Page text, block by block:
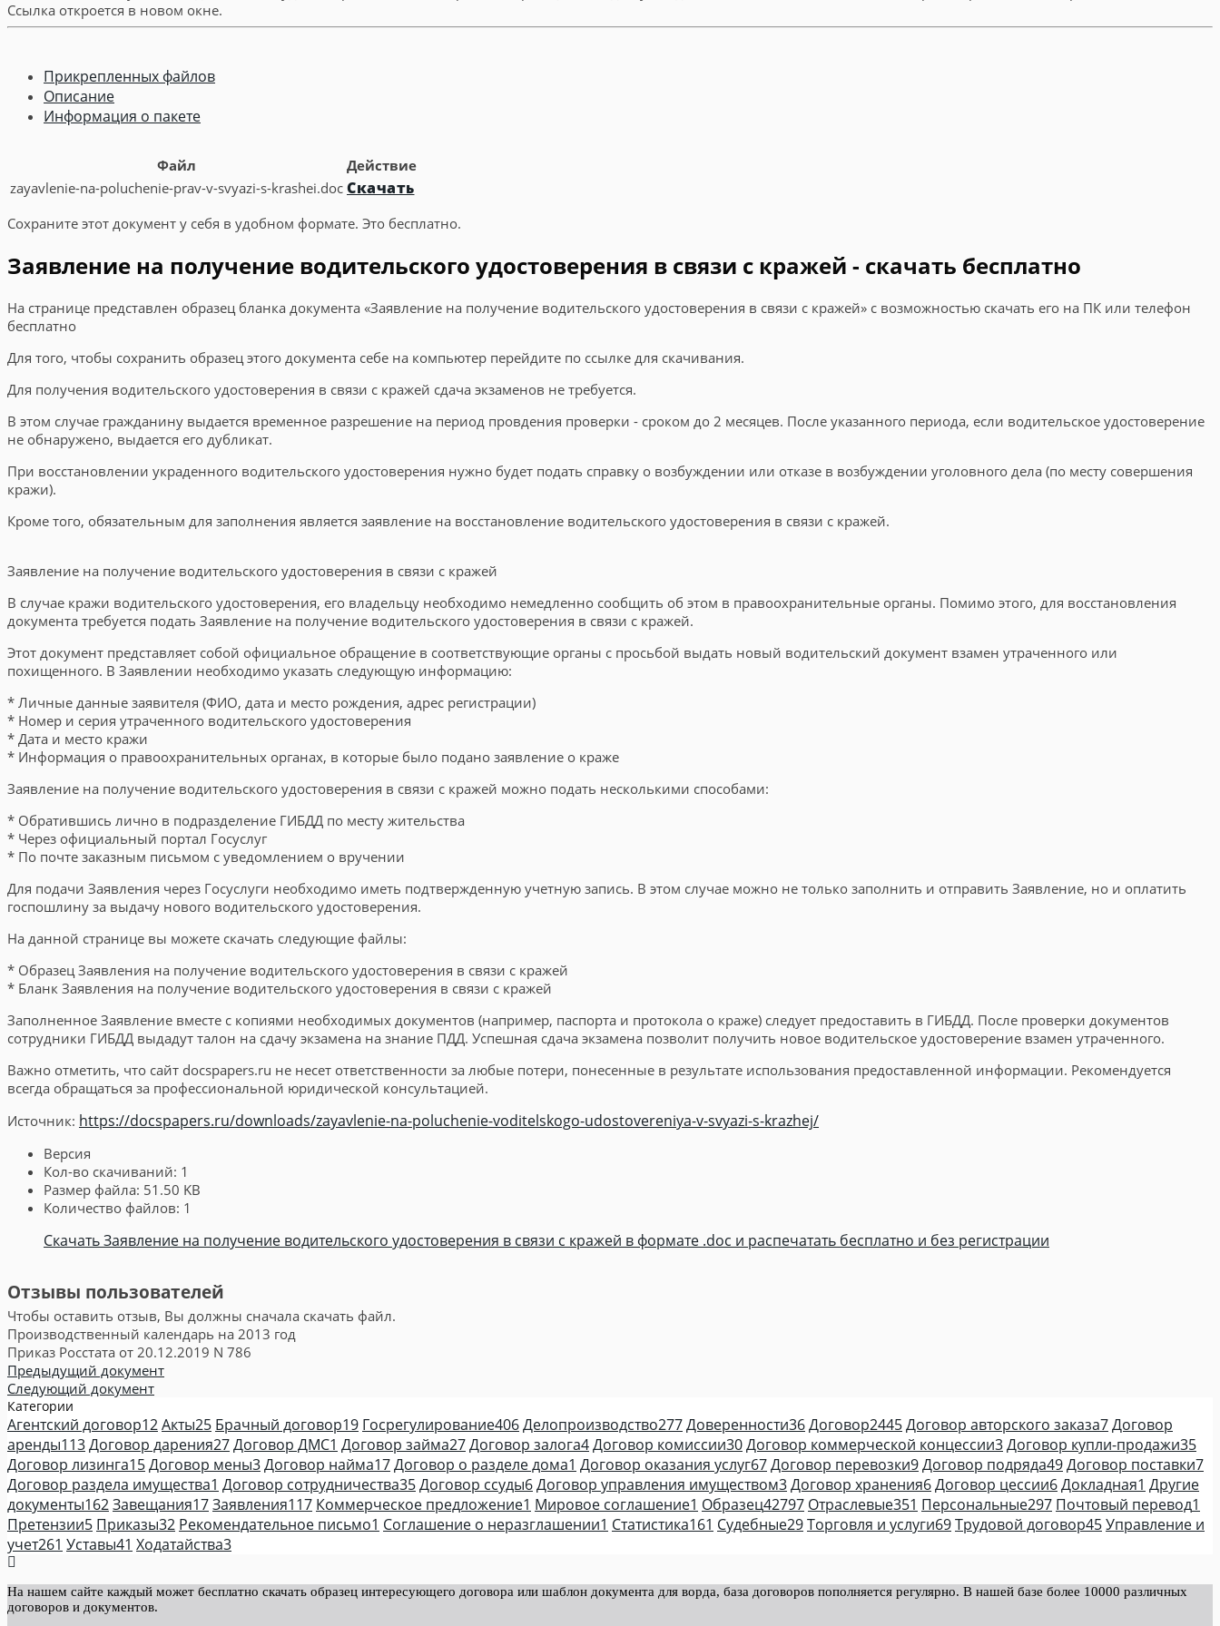
Ссылка откроется в новом окне.
Прикрепленных файлов
Описание
Информация о пакете
Файл
Действие
zayavlenie-na-poluchenie-prav-v-svyazi-s-krashei.doc Скачать
Сохраните этот документ у себя в удобном формате. Это бесплатно.
Заявление на получение водительского удостоверения в связи с кражей - скачать бесплатно
На странице представлен образец бланка документа «Заявление на получение водительского удостоверения в связи с кражей» с возможностью скачать его на ПК или телефон
бесплатно
Для того, чтобы сохранить образец этого документа себе на компьютер перейдите по ссылке для скачивания.
Для получения водительского удостоверения в связи с кражей сдача экзаменов не требуется.
В этом случае гражданину выдается временное разрешение на период провдения проверки - сроком до 2 месяцев. После указанного периода, если водительское удостоверение
не обнаружено, выдается его дубликат.
При восстановлении украденного водительского удостоверения нужно будет подать справку о возбуждении или отказе в возбуждении уголовного дела (по месту совершения
кражи).
Кроме того, обязательным для заполнения является заявление на восстановление водительского удостоверения в связи с кражей.
Заявление на получение водительского удостоверения в связи с кражей
В случае кражи водительского удостоверения, его владельцу необходимо немедленно сообщить об этом в правоохранительные органы. Помимо этого, для восстановления
документа требуется подать Заявление на получение водительского удостоверения в связи с кражей.
Этот документ представляет собой официальное обращение в соответствующие органы с просьбой выдать новый водительский документ взамен утраченного или
похищенного. В Заявлении необходимо указать следующую информацию:
* Личные данные заявителя (ФИО, дата и место рождения, адрес регистрации)
* Номер и серия утраченного водительского удостоверения
* Дата и место кражи
* Информация о правоохранительных органах, в которые было подано заявление о краже
Заявление на получение водительского удостоверения в связи с кражей можно подать несколькими способами:
* Обратившись лично в подразделение ГИБДД по месту жительства
* Через официальный портал Госуслуг
* По почте заказным письмом с уведомлением о вручении
Для подачи Заявления через Госуслуги необходимо иметь подтвержденную учетную запись. В этом случае можно не только заполнить и отправить Заявление, но и оплатить
госпошлину за выдачу нового водительского удостоверения.
На данной странице вы можете скачать следующие файлы:
* Образец Заявления на получение водительского удостоверения в связи с кражей
* Бланк Заявления на получение водительского удостоверения в связи с кражей
Заполненное Заявление вместе с копиями необходимых документов (например, паспорта и протокола о краже) следует предоставить в ГИБДД. После проверки документов
сотрудники ГИБДД выдадут талон на сдачу экзамена на знание ПДД. Успешная сдача экзамена позволит получить новое водительское удостоверение взамен утраченного.
Важно отметить, что сайт docspapers.ru не несет ответственности за любые потери, понесенные в результате использования предоставленной информации. Рекомендуется
всегда обращаться за профессиональной юридической консультацией.
Источник: https://docspapers.ru/downloads/zayavlenie-na-poluchenie-voditelskogo-udostovereniya-v-svyazi-s-krazhej/
Версия
Кол-во скачиваний: 1
Размер файла: 51.50 KB
Количество файлов: 1
Скачать Заявление на получение водительского удостоверения в связи с кражей в формате .doc и распечатать бесплатно и без регистрации
Отзывы пользователей
Чтобы оставить отзыв, Вы должны сначала скачать файл.
Производственный календарь на 2013 год
Приказ Росстата от 20.12.2019 N 786
Предыдущий документ
Следующий документ
Категории
Агентский договор12Акты25 Брачный договор19 Госрегулирование406Делопроизводство277Доверенности36Договор2445Договор авторского заказа7Договор
аренды113Договор дарения27Договор ДМС1 Договор займа27Договор залога4Договор комиссии30Договор коммерческой концессии3Договор купли-продажи35
Договор лизинга15Договор мены3Договор найма17Договор о разделе дома1 Договор оказания услуг67Договор перевозки9Договор подряда49Договор поставки7
Договор раздела имущества1 Договор сотрудничества35Договор ссуды6Договор управления имуществом3Договор хранения6Договор цессии6Докладная1 Другие
документы162Завещания17Заявления117 Коммерческое предложение1 Мировое соглашение1 Образец42797 Отраслевые351 Персональные297 Почтовый перевод1
Претензии5 Приказы32 Рекомендательное письмо1 Соглашение о неразглашении1 Статистика161 Судебные29Торговля и услуги69Трудовой договор45Управление и
учет261 Уставы41 Ходатайства3
На нашем сайте каждый может бесплатно скачать образец интересующего договора или шаблон документа для ворда, база договоров пополняется регулярно. В нашей базе более 10000 различных
договоров и документов.